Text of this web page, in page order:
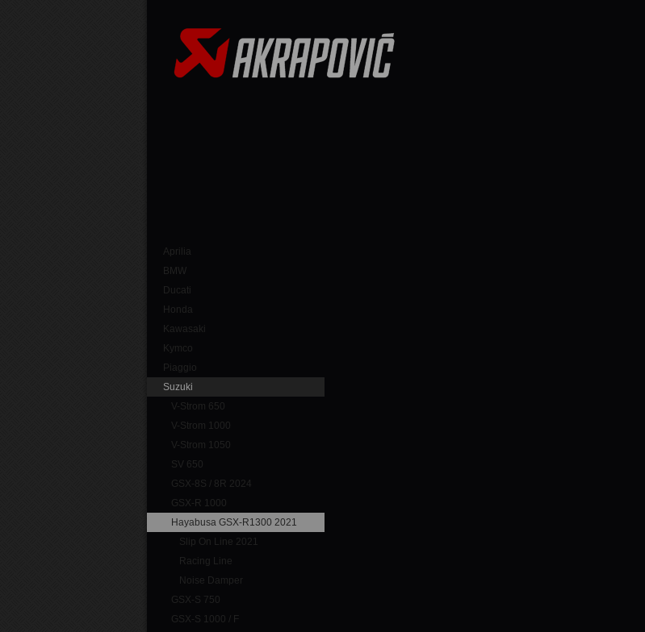
Aprilia
BMW
Ducati
Honda
Kawasaki
Kymco
Piaggio
Suzuki
V-Strom 650
V-Strom 1000
V-Strom 1050
SV 650
GSX-8S / 8R 2024
GSX-R 1000
Hayabusa GSX-R1300 2021
Slip On Line 2021
Racing Line
Noise Damper
GSX-S 750
GSX-S 1000 / F